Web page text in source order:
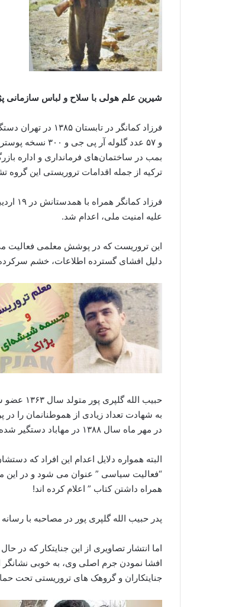
شیرین علم هولی با سلاح و لباس
و ۵۷ عدد گلوله
ترکیه از جمله اقدامات تروریستی این گروه
علیه امنیت ملی، اعدام شد.
این تروریست که در پوشش معلمی فعالیت
دلیل افشای گسترده اطلاعات، خشم سرکرده
حبیب
در مهر ماه سال ۱۳۸۸ در مهاباد دستگیر شده بود.
البته همواره دلایل اعدام این افراد که
“فعالیت سیاسی ” عنوان می شود و در این
همراه داشتن کتاب ” اعلام کرده اند!
پدر حبیب الله گلپری پور در مصاحبه با
اما انتشار تصاویری از این جنایتکار که در
افشا نمودن جرم اصلی وی، به خوبی
جنایتکاران و گروهک های تروریستی تحت